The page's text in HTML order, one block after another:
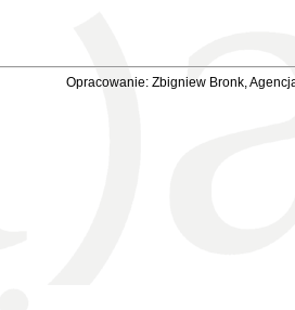
Opracowanie: Zbigniew Bronk,